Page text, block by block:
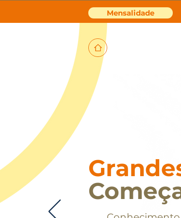
Mensalidade